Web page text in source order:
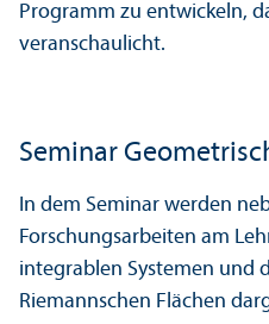
Programm zu entwickeln,
veranschaulicht.
Seminar
In dem Seminar werden
Forschungsarbeiten am
integrablen Systemen und
Riemannschen Flächen